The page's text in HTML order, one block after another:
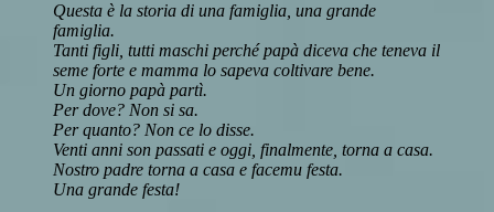
Questa è la storia di una famiglia, una grande
famiglia.
Tanti figli, tutti maschi perché papà diceva che teneva il
seme forte e mamma lo sapeva coltivare bene.
Un giorno papà partì.
Per dove? Non si sa.
Per quanto? Non ce lo disse.
Venti anni son passati e oggi, finalmente, torna a casa.
Nostro padre torna a casa e facemu festa.
Una grande festa!